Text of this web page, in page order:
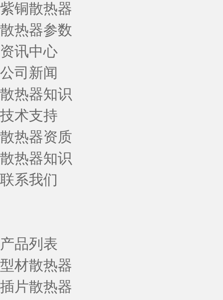
紫铜散热器
散热器参数
资讯中心
公司新闻
散热器知识
技术支持
散热器资质
散热器知识
联系我们
产品列表
型材散热器
插片散热器